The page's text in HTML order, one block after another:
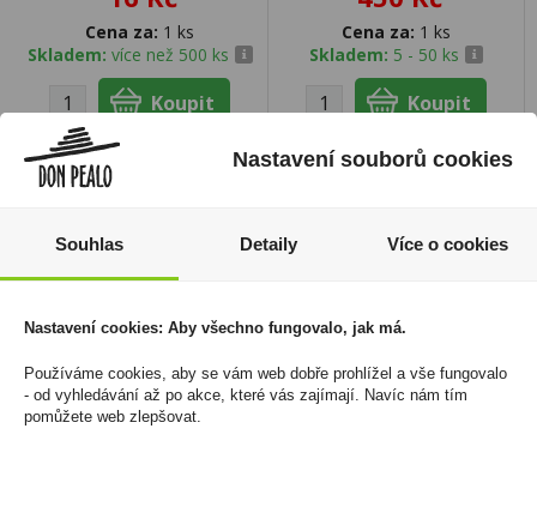
Cena za: 1 ks
Skladem: více než 500 ks
Cena za: 1 ks
Skladem: 5 - 50 ks
Nastavení souborů cookies
Souhlas Detaily Více o cookies
Nastavení cookies: Aby všechno fungovalo, jak má.
Používáme cookies, aby se vám web dobře prohlížel a vše fungovalo
- od vyhledávání až po akce, které vás zajímají. Navíc nám tím
pomůžete web zlepšovat.